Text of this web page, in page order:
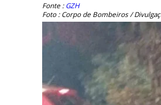
Fonte : GZH
Foto : Corpo de Bombeiros /